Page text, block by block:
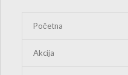
Početna
Akcija